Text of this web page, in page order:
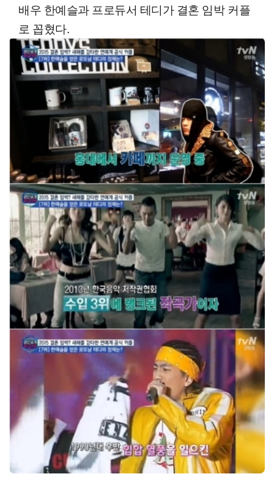
배우 한예슬과 프로듀서 테디가 결혼 임박 커플
로 꼽혔다.